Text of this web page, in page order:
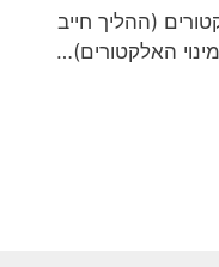
(ההליך חייב